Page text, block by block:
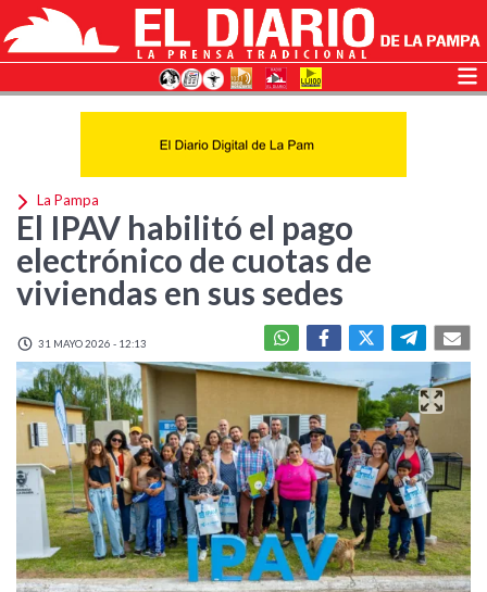
La Pampa
El IPAV habilitó el pago
electrónico de cuotas de
viviendas en sus sedes
31 MAYO 2026 - 12:13